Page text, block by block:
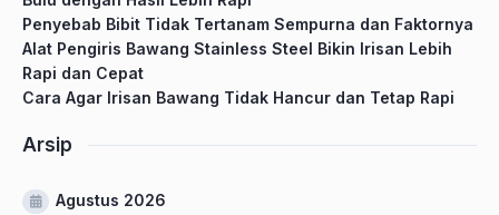
Penyebab Bibit Tidak Tertanam Sempurna dan Faktornya
Alat Pengiris Bawang Stainless Steel Bikin Irisan Lebih
Rapi dan Cepat
Cara Agar Irisan Bawang Tidak Hancur dan Tetap Rapi
Arsip
Agustus 2026